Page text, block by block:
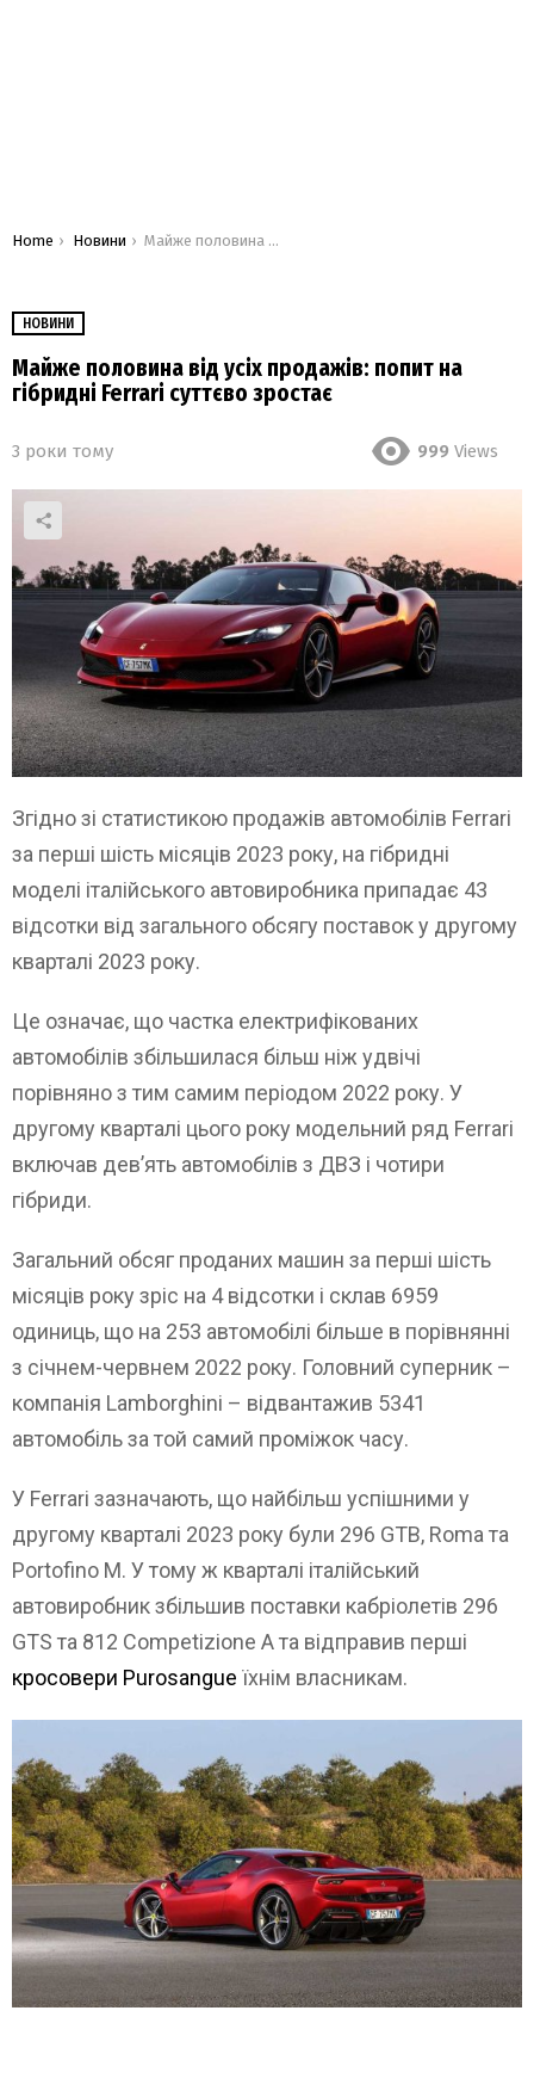
You are here:
Home Новини Майже половина від усіх продажів: попит на гібридні Ferrari суттєво зростає
НОВИНИ
Майже половина від усіх продажів: попит на
гібридні Ferrari суттєво зростає
3 роки тому 999 Views
Згідно зі статистикою продажів автомобілів Ferrari
за перші шість місяців 2023 року, на гібридні
моделі італійського автовиробника припадає 43
відсотки від загального обсягу поставок у другому
кварталі 2023 року.
Це означає, що частка електрифікованих
автомобілів збільшилася більш ніж удвічі
порівняно з тим самим періодом 2022 року. У
другому кварталі цього року модельний ряд Ferrari
включав дев’ять автомобілів з ДВЗ і чотири
гібриди.
Загальний обсяг проданих машин за перші шість
місяців року зріс на 4 відсотки і склав 6959
одиниць, що на 253 автомобілі більше в порівнянні
з січнем-червнем 2022 року. Головний суперник –
компанія Lamborghini – відвантажив 5341
автомобіль за той самий проміжок часу.
У Ferrari зазначають, що найбільш успішними у
другому кварталі 2023 року були 296 GTB, Roma та
Portofino M. У тому ж кварталі італійський
автовиробник збільшив поставки кабріолетів 296
GTS та 812 Competizione A та відправив перші
кросовери Purosangue їхнім власникам.